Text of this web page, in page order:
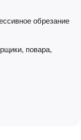
обрезание
повара,